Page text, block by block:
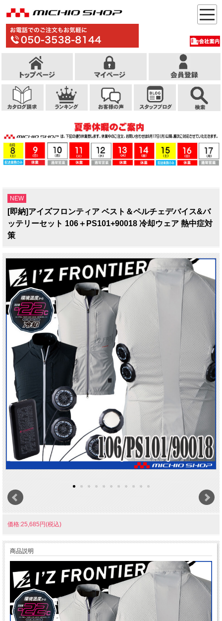
NEW
[即納]アイズフロンティア ベスト＆ペルチェデバイス&バ
ッテリーセット 106＋PS101+90018 冷却ウェア 熱中症対
策
価格:25,685円(税込)
商品説明